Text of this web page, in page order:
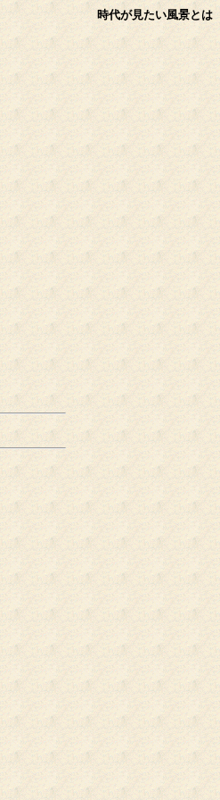
時代が見たい風景とは